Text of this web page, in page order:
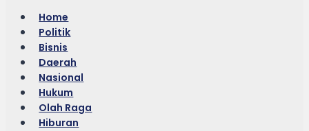
Home
Politik
Bisnis
Daerah
Nasional
Hukum
Olah Raga
Hiburan